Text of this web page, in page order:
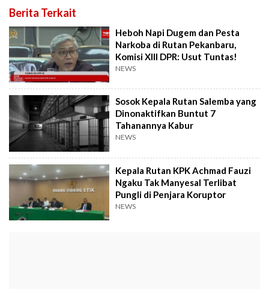
Berita Terkait
Heboh Napi Dugem dan Pesta
Narkoba di Rutan Pekanbaru,
Komisi XIII DPR: Usut Tuntas!
NEWS
Sosok Kepala Rutan Salemba yang
Dinonaktifkan Buntut 7
Tahanannya Kabur
NEWS
Kepala Rutan KPK Achmad Fauzi
Ngaku Tak Manyesal Terlibat
Pungli di Penjara Koruptor
NEWS